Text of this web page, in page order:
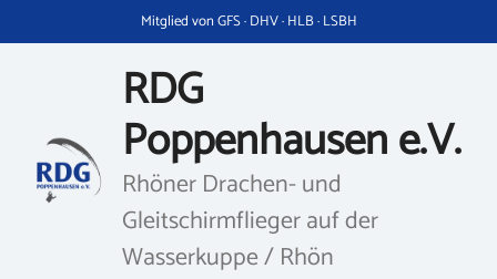
Inhalt
Mitglied von GFS · DHV · HLB · LSBH
RDG
Poppenhausen e.V.
Rhöner Drachen- und
Gleitschirmflieger auf der
Wasserkuppe / Rhön